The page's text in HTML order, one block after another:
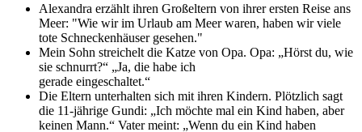
Alexandra erzählt ihren Großeltern von ihrer ersten Reise ans
Meer: "Wie wir im Urlaub am Meer waren, haben wir viele
tote Schneckenhäuser gesehen."
Mein Sohn streichelt die Katze von Opa. Opa: „Hörst du, wie
sie schnurrt?“ „Ja, die habe ich
gerade eingeschaltet.“
Die Eltern unterhalten sich mit ihren Kindern. Plötzlich sagt
die 11-jährige Gundi: „Ich möchte mal ein Kind haben, aber
keinen Mann.“ Vater meint: „Wenn du ein Kind haben